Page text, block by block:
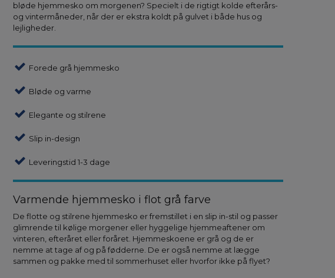
bløde hjemmesko om morgenen? Specielt i de rigtigt kolde efterårs-
og vintermåneder, når der er ekstra koldt på gulvet i både hus og
lejligheder.
Forede grå hjemmesko
Bløde og varme
Elegante og stilrene
Slip in-design
Leveringstid 1-3 dage
Varmende hjemmesko i flot grå farve
De flotte og stilrene hjemmesko er fremstillet i en slip in-stil og passer
glimrende til kølige morgener eller hyggelige hjemmeaftener om
vinteren, efteråret eller foråret. Hjemmeskoene er grå og de er
nemme at tage af og på fødderne. De er også nemme at lægge
sammen og pakke med til sommerhuset eller hvorfor ikke på flyet?